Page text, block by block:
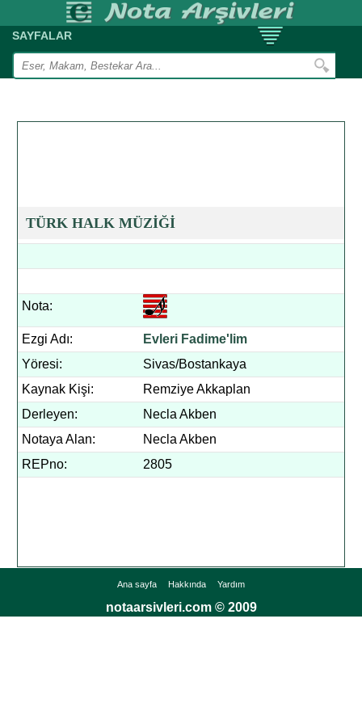
SAYFALAR
TÜRK HALK MÜZİĞİ
Nota:
Ezgi Adı:
Evleri Fadime'lim
Yöresi:
Sivas/Bostankaya
Kaynak Kişi:
Remziye Akkaplan
Derleyen:
Necla Akben
Notaya Alan:
Necla Akben
REPno:
2805
Ana sayfa Hakkında Yardım
notaarsivleri.com © 2009